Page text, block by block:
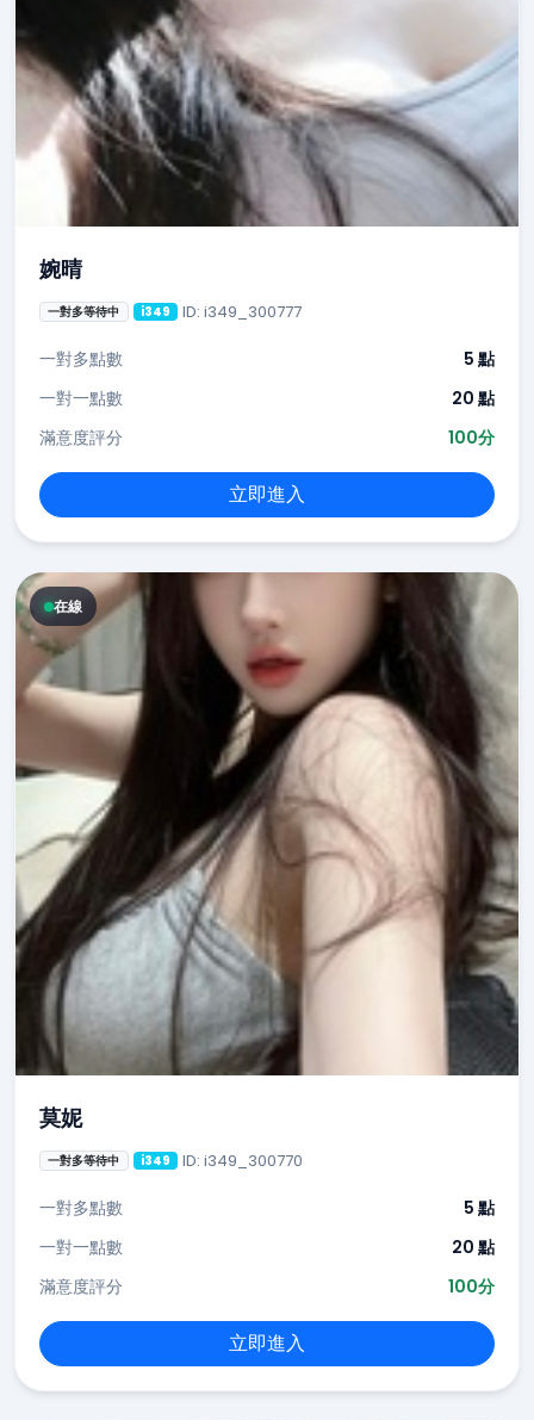
婉晴
一對多等待中 i349 ID: i349_300777
一對多點數
5 點
一對一點數
20 點
滿意度評分
100分
立即進入
在線
莫妮
一對多等待中 i349 ID: i349_300770
一對多點數
5 點
一對一點數
20 點
滿意度評分
100分
立即進入